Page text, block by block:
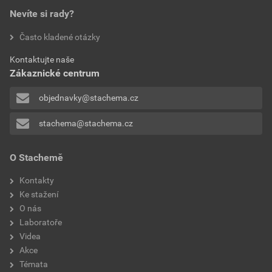
poskytnutím slevy
bez DPH za ks
O Stachemě
Kontakty
Ke stažení
O nás
Laboratoře
Videa
Akce
Témata
Nevíte si rady?
Často kladené otázky
Kontaktujte naše
Zákaznické centrum
objednavky@stachema.cz
stachema@stachema.cz